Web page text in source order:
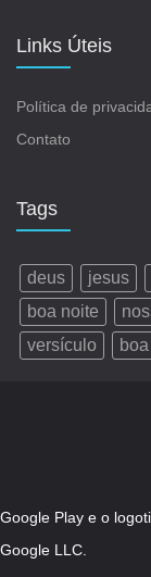
Links Úteis
Política de
Contato
Tags
deus jesus
boa noite
versículo
Google Play e o
Google LLC.